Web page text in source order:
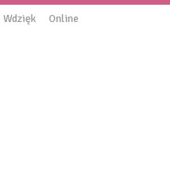
Wdzięk Online